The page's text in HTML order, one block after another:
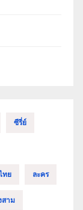
ซีรี่ย์
ทย ละคร
สาม